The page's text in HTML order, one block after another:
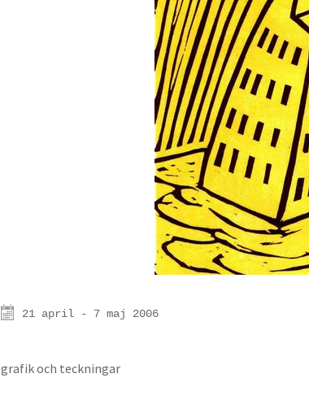
21 april - 7 maj 2006
grafik och teckningar